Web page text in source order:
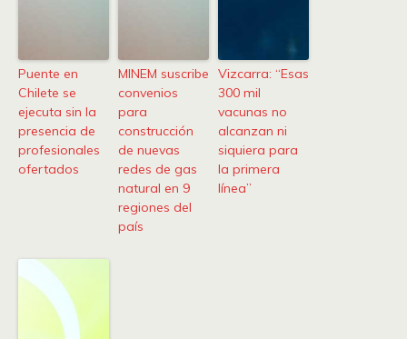
Puente en
Chilete se
ejecuta sin la
presencia de
profesionales
ofertados
MINEM suscribe
convenios
para
construcción
de nuevas
redes de gas
natural en 9
regiones del
país
Vizcarra: “Esas
300 mil
vacunas no
alcanzan ni
siquiera para
la primera
línea”